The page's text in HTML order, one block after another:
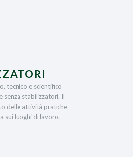
tecnico e scientifico
senza stabilizzatori. Il
delle attività pratiche
sui luoghi di lavoro.